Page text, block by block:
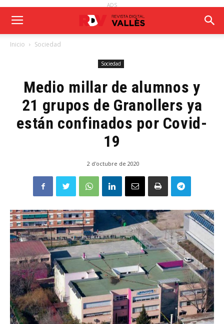
ADS
Inicio Sociedad
Sociedad
Medio millar de alumnos y
21 grupos de Granollers ya
están confinados por Covid-
19
2 d'octubre de 2020